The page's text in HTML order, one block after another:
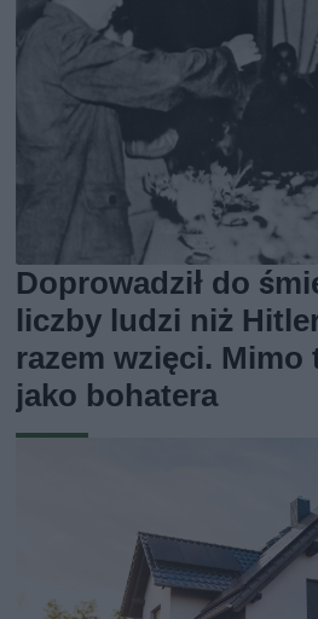
Doprowadził do
liczby ludzi niż
razem wzięci. Mimo
jako bohatera